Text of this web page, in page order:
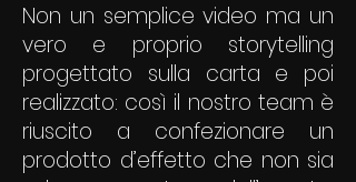
Non un semplice video ma un
vero e proprio storytelling
progettato sulla carta e poi
realizzato: così il nostro team è
riuscito a confezionare un
prodotto d’effetto che non sia